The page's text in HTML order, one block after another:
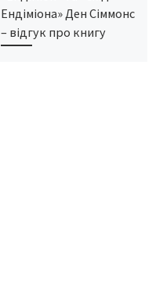
Ендіміона» Ден Сіммонс
– відгук про книгу